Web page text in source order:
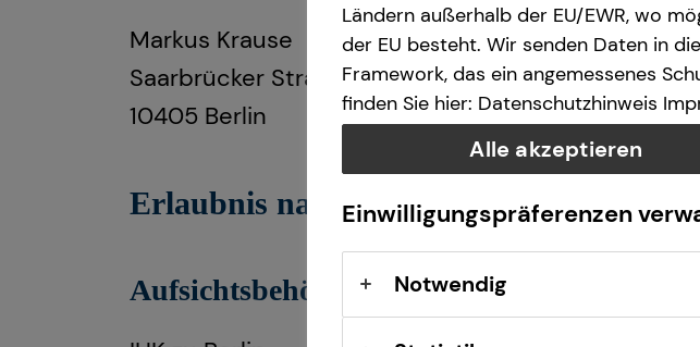
Markus Krause
Saarbrücker Straße 29
10405 Berlin
Erlaubnis nach § 34d GewO​
Aufsichtsbehörde:
Ländern außerhalb der EU/EWR, wo
der EU besteht. Wir senden Daten in
Framework, das ein angemessenes
finden Sie hier: Datenschutzhinweis
Alle akzeptieren
Einwilligungspräferenzen
Notwendig